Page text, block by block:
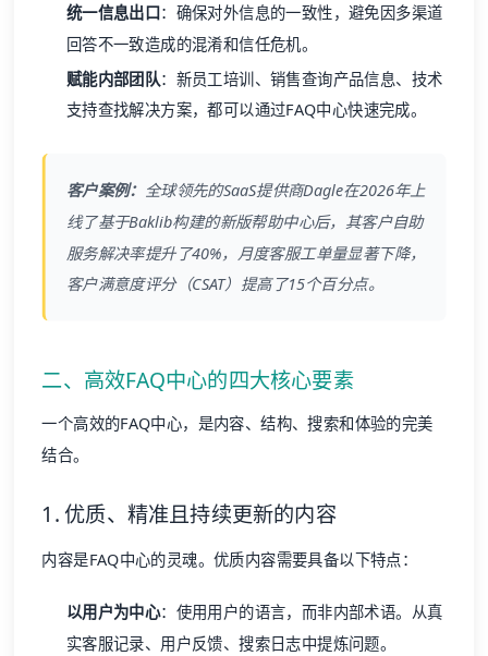
统一信息出口：确保对外信息的一致性，避免因多渠道
回答不一致造成的混淆和信任危机。
赋能内部团队：新员工培训、销售查询产品信息、技术
支持查找解决方案，都可以通过FAQ中心快速完成。
客户案例： 全球领先的SaaS提供商Dagle在2026年上
线了基于Baklib构建的新版帮助中心后，其客户自助
服务解决率提升了40%，月度客服工单量显著下降，
客户满意度评分（CSAT）提高了15个百分点。
二、高效FAQ中心的四大核心要素
一个高效的FAQ中心，是内容、结构、搜索和体验的完美
结合。
1. 优质、精准且持续更新的内容
内容是FAQ中心的灵魂。优质内容需要具备以下特点：
以用户为中心：使用用户的语言，而非内部术语。从真
实客服记录、用户反馈、搜索日志中提炼问题。